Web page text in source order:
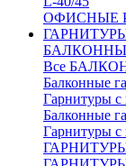
ОФИСНЫЕ
Все
Балконные
Гарнитуры с
Балконные
Гарнитуры с